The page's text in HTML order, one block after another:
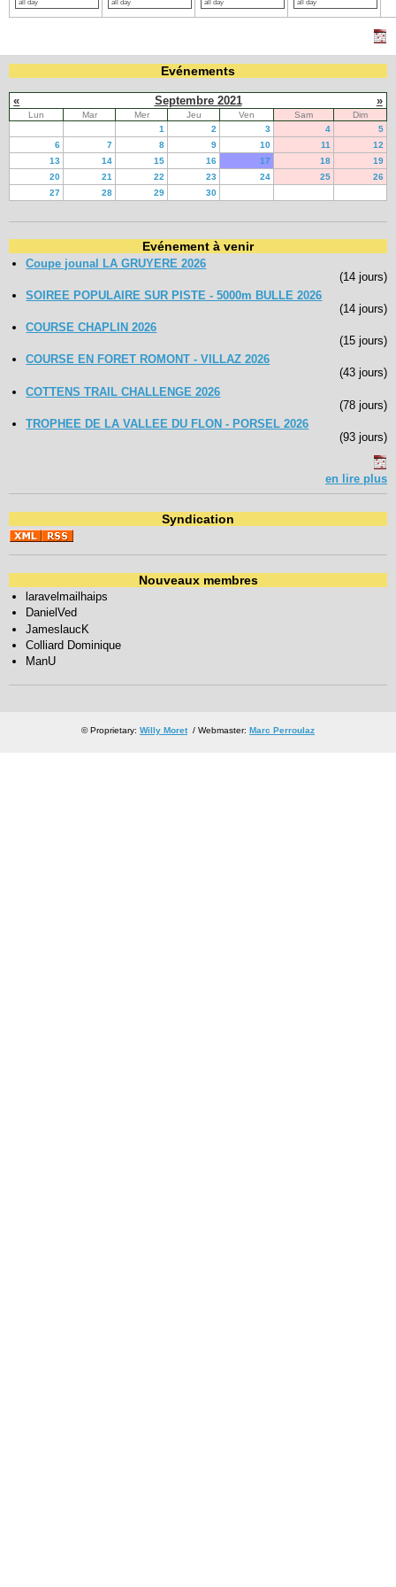
all day all day all day all day
Evénements
« Septembre 2021 »
Lun Mar Mer Jeu Ven Sam
Dim
1
2 3 4
5
6
7 8 9 10 11
12
13
14 15 16 17 18
19
20
21 22 23 24 25
26
27
28 29 30
Evénement à venir
Coupe jounal LA GRUYERE 2026
(14 jours)
SOIREE POPULAIRE SUR PISTE - 5000m BULLE 2026
(14 jours)
COURSE CHAPLIN 2026
(15 jours)
COURSE EN FORET ROMONT - VILLAZ 2026
(43 jours)
COTTENS TRAIL CHALLENGE 2026
(78 jours)
TROPHEE DE LA VALLEE DU FLON - PORSEL 2026
(93 jours)
en lire plus
Syndication
Nouveaux membres
laravelmailhaips
DanielVed
JameslaucK
Colliard Dominique
ManU
© Proprietary: Willy Moret/ Webmaster: Marc Perroulaz